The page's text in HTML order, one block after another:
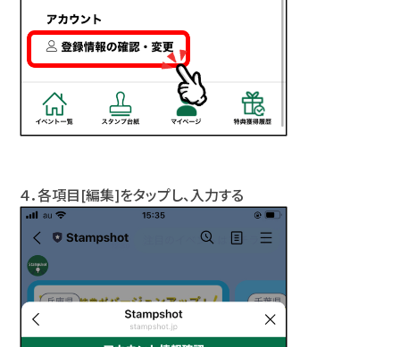
４．各項目[編集]をタップし、入力する